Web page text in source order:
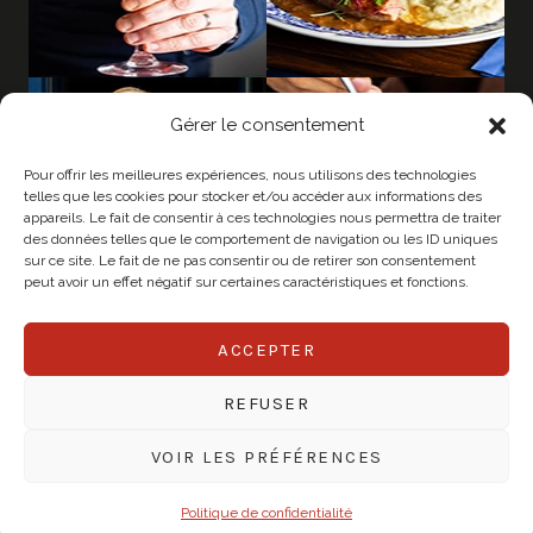
Gérer le consentement
Pour offrir les meilleures expériences, nous utilisons des technologies
telles que les cookies pour stocker et/ou accéder aux informations des
appareils. Le fait de consentir à ces technologies nous permettra de traiter
des données telles que le comportement de navigation ou les ID uniques
sur ce site. Le fait de ne pas consentir ou de retirer son consentement
peut avoir un effet négatif sur certaines caractéristiques et fonctions.
ACCEPTER
REFUSER
VOIR LES PRÉFÉRENCES
Politique de confidentialité
© 2026 CHAPEAU